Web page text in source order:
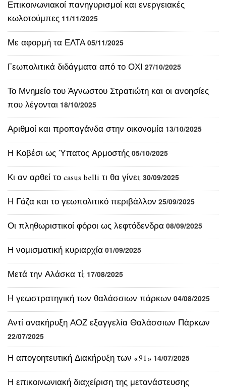
Με αφορμή τα ΕΛΤΑ 05/11/2025
Γεωπολιτικά διδάγματα από το ΟΧΙ 27/10/2025
Το Μνημείο του Άγνωστου Στρατιώτη και οι ανοησίες
που λέγονται 18/10/2025
Αριθμοί και προπαγάνδα στην οικονομία 13/10/2025
Η Κοβέσι ως Ύπατος Αρμοστής 05/10/2025
Κι αν αρθεί το casus belli τι θα γίνει; 30/09/2025
Η Γάζα και το γεωπολιτικό περιβάλλον 25/09/2025
Οι πληθωριστικοί φόροι ως λεφτόδενδρα 08/09/2025
Η νομισματική κυριαρχία 01/09/2025
Μετά την Αλάσκα τί; 17/08/2025
Η γεωστρατηγική των θαλάσσιων πάρκων 04/08/2025
Αντί ανακήρυξη ΑΟΖ εξαγγελία Θαλάσσιων Πάρκων
22/07/2025
Η απογοητευτική Διακήρυξη των «91» 14/07/2025
Η επικοινωνιακή διαχείριση της μετανάστευσης
12/07/2025
Σκάνδαλο ή κανονικότητα; 02/07/2025